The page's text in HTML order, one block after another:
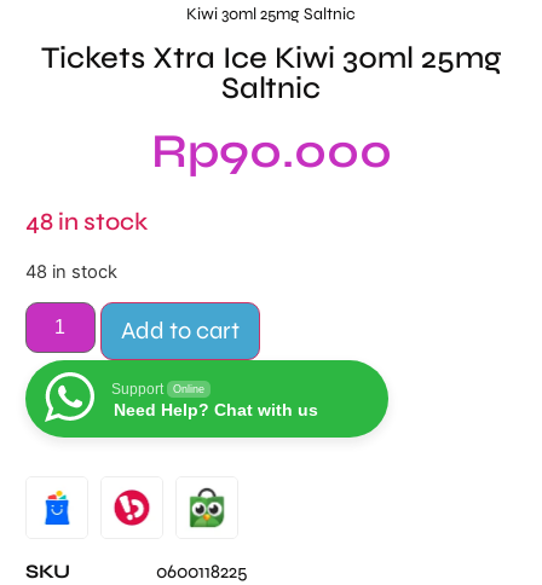
Kiwi 30ml 25mg Saltnic
Tickets Xtra Ice Kiwi 30ml 25mg
Saltnic
Rp90.000
48 in stock
48 in stock
Add to cart
Support Online
Need Help? Chat with us
SKU
0600118225